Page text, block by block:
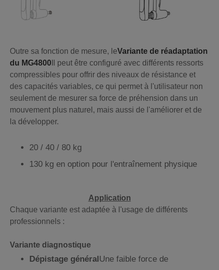
Outre sa fonction de mesure, leVariante de réadaptation
du MG4800 Il peut être configuré avec différents ressorts
compressibles pour offrir des niveaux de résistance et
des capacités variables, ce qui permet à l'utilisateur non
seulement de mesurer sa force de préhension dans un
mouvement plus naturel, mais aussi de l'améliorer et de
la développer.
20 / 40 / 80 kg
130 kg en option pour l'entraînement physique
Application
Chaque variante est adaptée à l'usage de différents
professionnels :
Variante diagnostique
Dépistage généralUne faible force de